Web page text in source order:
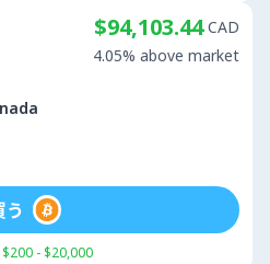
$94,103.44 CAD
4.05% above market
$200 - $20,000
う